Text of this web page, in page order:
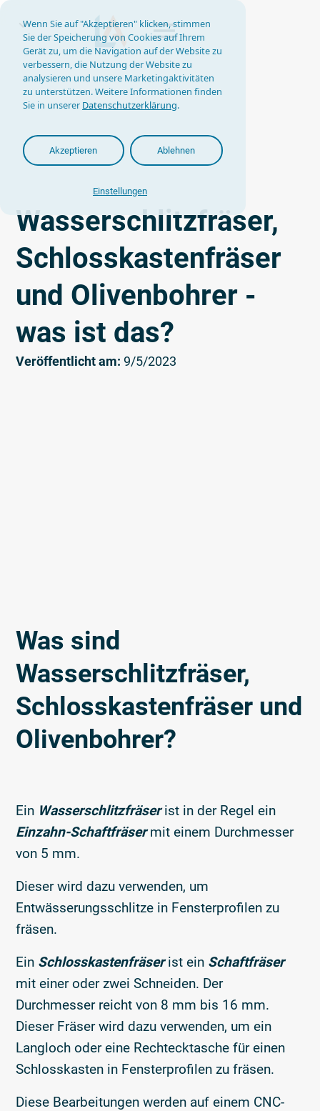
Wenn Sie auf "Akzeptieren" klicken, stimmen
Sie der Speicherung von Cookies auf Ihrem
Gerät zu, um die Navigation auf der Website zu
verbessern, die Nutzung der Website zu
analysieren und unsere Marketingaktivitäten
zu unterstützen. Weitere Informationen finden
Sie in unserer Datenschutzerklärung.
Akzeptieren Ablehnen
Einstellungen
Wasserschlitzfräser,
Schlosskastenfräser
und Olivenbohrer -
was ist das?
Veröffentlicht am: 9/5/2023
Was sind
Wasserschlitzfräser,
Schlosskastenfräser und
Olivenbohrer?
Ein Wasserschlitzfräserist in der Regel ein
Einzahn-Schaftfräsermit einem Durchmesser
von 5 mm.
Dieser wird dazu verwenden, um
Entwässerungsschlitze in Fensterprofilen zu
fräsen.
Ein Schlosskastenfräserist ein Schaftfräser
mit einer oder zwei Schneiden. Der
Durchmesser reicht von 8 mm bis 16 mm.
Dieser Fräser wird dazu verwenden, um ein
Langloch oder eine Rechtecktasche für einen
Schlosskasten in Fensterprofilen zu fräsen.
Diese Bearbeitungen werden auf einem CNC-